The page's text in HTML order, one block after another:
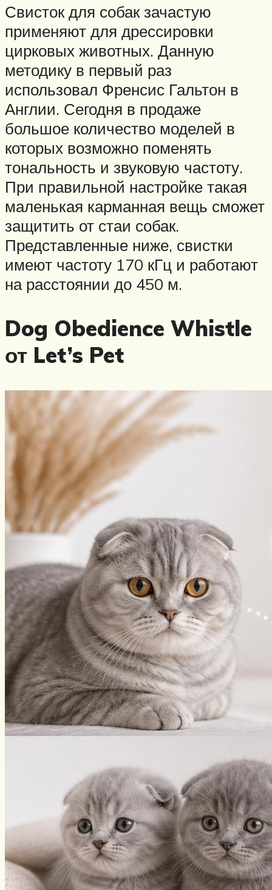
Свисток для собак зачастую
применяют для дрессировки
цирковых животных. Данную
методику в первый раз
использовал Френсис Гальтон в
Англии. Сегодня в продаже
большое количество моделей в
которых возможно поменять
тональность и звуковую частоту.
При правильной настройке такая
маленькая карманная вещь сможет
защитить от стаи собак.
Представленные ниже, свистки
имеют частоту 170 кГц и работают
на расстоянии до 450 м.
Dog Obedience Whistle
от Let’s Pet